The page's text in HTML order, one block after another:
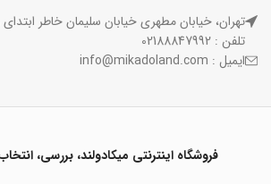
تهران، خیابان مطهری خیابان سلیمان خاطر ابتدای
تلفن : 02188847992
ایمیل : info@mikadoland.com
فروشگاه اینترنتی میکادولند، بررسی،